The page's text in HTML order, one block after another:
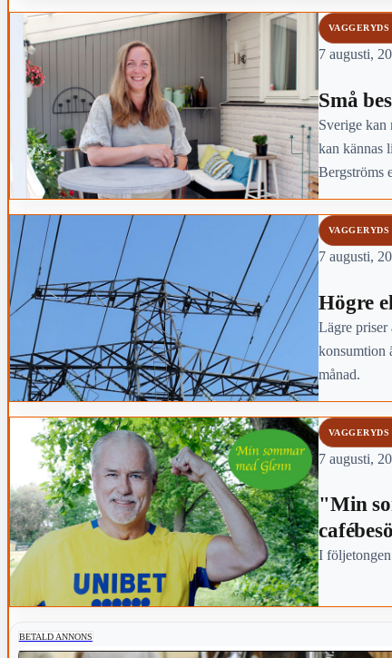
7 augusti,
Små
Sverige kan
kan kännas
Bergströms
7 augusti,
Högre
Lägre priser
konsumtion
månad.
7 augusti,
"Min
I
BETALD ANNONS